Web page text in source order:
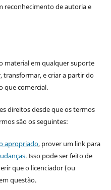
reconhecimento de autoria e
material em qualquer suporte
e criar a partir do
que comercial.
direitos desde que os termos
são os seguintes:
apropriado, prover um link para
. Isso pode ser feito de
que o licenciador (ou
questão.